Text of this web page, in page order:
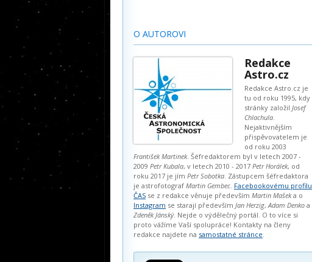
O AUTOROVI
Redakce
Astro.cz
Redakce Astro.cz je
tu od roku 1995, kdy
stránky založil Josef
Chlachula
Nejaktivnějším
přispěvovatelem je
od roku 2003
František Martinek. Šéfredaktorem byl v letech 2007 -
2009 Petr Kubala, v letech 2010 - 2017 Petr Horálek, od
roku 2017 je jím Petr Sobotka . Zástupcem šéfredaktora
je astrofotograf Martin Gembec Facebookovému profilu
ČAS se z redakce věnuje především Martin Mašeka o
Instagram se starají především Jan Herzig, Adam Denko a
Zdeněk Jánský. Nejde o výdělečný portál. O to více si
proto vážíme Vaší spolupráce! Kontakty na členy
redakce najdete na samostatné stránce